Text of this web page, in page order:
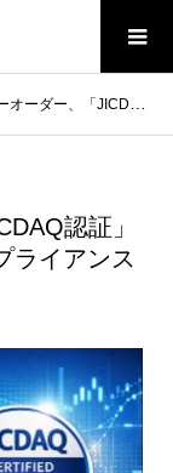
— 品質・透明性・コンプライアンス体制を第三者評価で証明
認証」
ライアンス